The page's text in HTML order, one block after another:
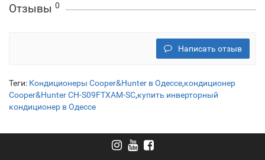
Отзывы 0
Написать отзыв
Теги: Кондиционеры Cooper&Hunter в Одессе,кондиционер
Cooper&Hunter CH-S09FTXAM-SC,купить инверторный
кондиционер в Одессе